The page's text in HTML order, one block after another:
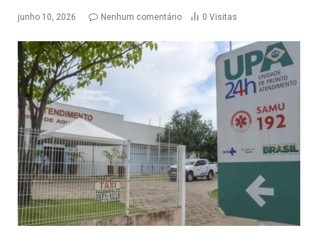
junho 10, 2026 Nenhum comentário 0 Visitas